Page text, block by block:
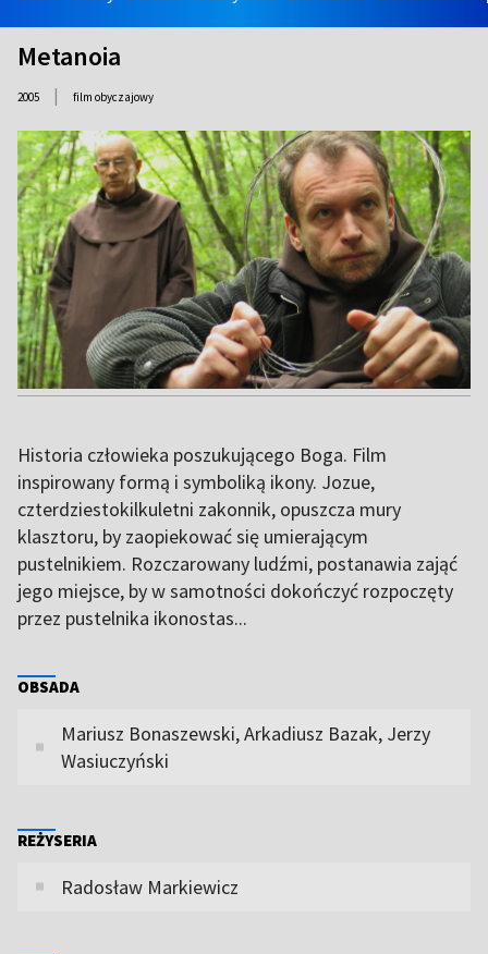
Metanoia
2005 | film obyczajowy
Historia człowieka poszukującego Boga. Film
inspirowany formą i symboliką ikony. Jozue,
czterdziestokilkuletni zakonnik, opuszcza mury
klasztoru, by zaopiekować się umierającym
pustelnikiem. Rozczarowany ludźmi, postanawia zająć
jego miejsce, by w samotności dokończyć rozpoczęty
przez pustelnika ikonostas...
OBSADA
Mariusz Bonaszewski, Arkadiusz Bazak, Jerzy
Wasiuczyński
REŻYSERIA
Radosław Markiewicz